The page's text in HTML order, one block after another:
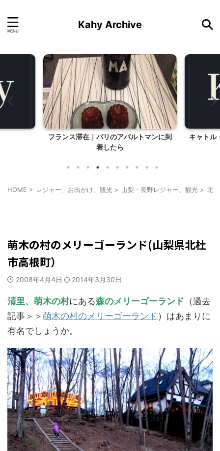
Kahy Archive
フランス滞在｜パリのアパルトマンに到
着したら
キャトル
HOME > レジャー、お出かけ、観光 > 山梨・長野レジャー、観光 > 北
萌木の村のメリーゴーランド(山梨県北杜
市高根町）
2008年4月4日 2014年3月30日
清里、萌木の村にある森のメリーゴーランド （過去
記事＞＞萌木の村のメリーゴーランド ）はあまりに
有名でしょうか。